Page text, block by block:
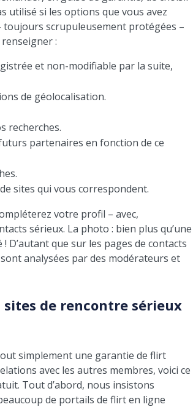
utilisé si les options que vous avez
toujours scrupuleusement protégées –
:
et non-modifiable par la suite,
de géolocalisation.
recherches.
partenaires en fonction de ce
sites qui vous correspondent.
votre profil – avec,
sérieux. La photo : bien plus qu’une
D’autant que sur les pages de contacts
analysées par des modérateurs et
de rencontre sérieux
simplement une garantie de flirt
avec les autres membres, voici ce
Tout d’abord, nous insistons
de portails de flirt en ligne